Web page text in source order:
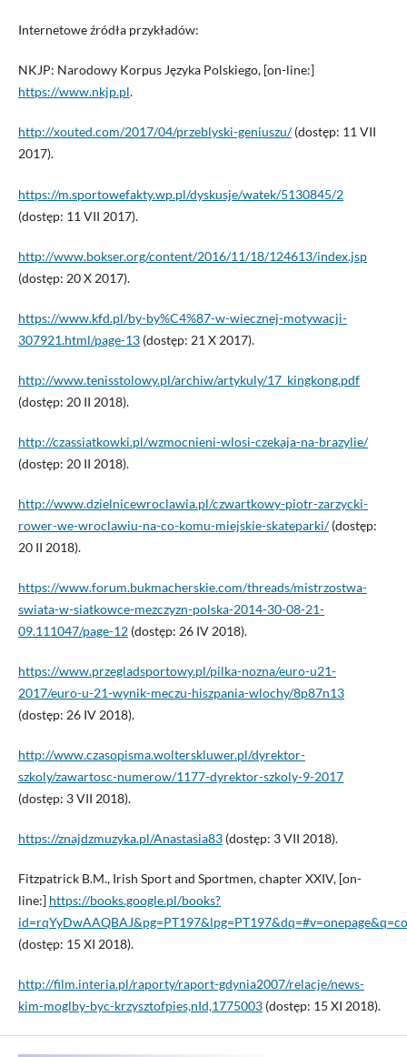
Internetowe źródła przykładów:
NKJP: Narodowy Korpus Języka Polskiego, [on-line:]
https://www.nkjp.pl.
http://xouted.com/2017/04/przeblyski-geniuszu/(dostęp: 11 VII
2017).
https://m.sportowefakty.wp.pl/dyskusje/watek/5130845/2
(dostęp: 11 VII 2017).
http://www.bokser.org/content/2016/11/18/124613/index.jsp
(dostęp: 20 X 2017).
https://www.kfd.pl/by-by%C4%87-w-wiecznej-motywacji-
307921.html/page-13(dostęp: 21 X 2017).
http://www.tenisstolowy.pl/archiw/artykuly/17_kingkong.pdf
(dostęp: 20 II 2018).
http://czassiatkowki.pl/wzmocnieni-wlosi-czekaja-na-brazylie/
(dostęp: 20 II 2018).
http://www.dzielnicewroclawia.pl/czwartkowy-piotr-zarzycki-
rower-we-wroclawiu-na-co-komu-miejskie-skateparki/(dostęp:
20 II 2018).
https://www.forum.bukmacherskie.com/threads/mistrzostwa-
swiata-w-siatkowce-mezczyzn-polska-2014-30-08-21-
09.111047/page-12(dostęp: 26 IV 2018).
https://www.przegladsportowy.pl/pilka-nozna/euro-u21-
2017/euro-u-21-wynik-meczu-hiszpania-wlochy/8p87n13
(dostęp: 26 IV 2018).
http://www.czasopisma.wolterskluwer.pl/dyrektor-
szkoly/zawartosc-numerow/1177-dyrektor-szkoly-9-2017
(dostęp: 3 VII 2018).
https://znajdzmuzyka.pl/Anastasia83(dostęp: 3 VII 2018).
Fitzpatrick B.M., Irish Sport and Sportmen, chapter XXIV, [on-
line:] https://books.google.pl/books?
(dostęp: 15 XI 2018).
http://film.interia.pl/raporty/raport-gdynia2007/relacje/news-
kim-moglby-byc-krzysztofpies,nId,1775003(dostęp: 15 XI 2018).